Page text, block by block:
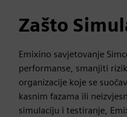
Zašto
Emixino savjetovanje
performanse, smanjiti
organizacije koje se
kasnim fazama ili
simulaciju i testiranje,